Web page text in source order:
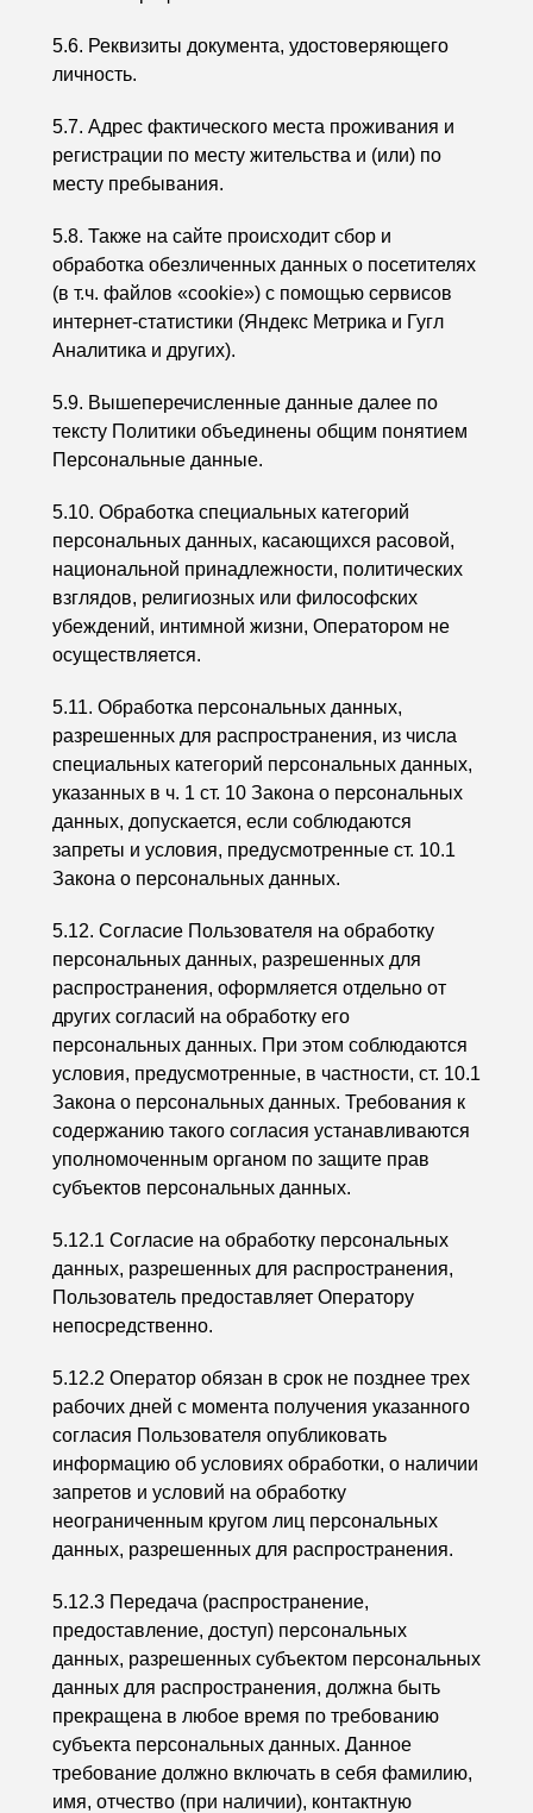
5.6. Реквизиты документа, удостоверяющего
личность.
5.7. Адрес фактического места проживания и
регистрации по месту жительства и (или) по
месту пребывания.
5.8. Также на сайте происходит сбор и
обработка обезличенных данных о посетителях
(в т.ч. файлов «cookie») с помощью сервисов
интернет-статистики (Яндекс Метрика и Гугл
Аналитика и других).
5.9. Вышеперечисленные данные далее по
тексту Политики объединены общим понятием
Персональные данные.
5.10. Обработка специальных категорий
персональных данных, касающихся расовой,
национальной принадлежности, политических
взглядов, религиозных или философских
убеждений, интимной жизни, Оператором не
осуществляется.
5.11. Обработка персональных данных,
разрешенных для распространения, из числа
специальных категорий персональных данных,
указанных в ч. 1 ст. 10 Закона о персональных
данных, допускается, если соблюдаются
запреты и условия, предусмотренные ст. 10.1
Закона о персональных данных.
5.12. Согласие Пользователя на обработку
персональных данных, разрешенных для
распространения, оформляется отдельно от
других согласий на обработку его
персональных данных. При этом соблюдаются
условия, предусмотренные, в частности, ст. 10.1
Закона о персональных данных. Требования к
содержанию такого согласия устанавливаются
уполномоченным органом по защите прав
субъектов персональных данных.
5.12.1 Согласие на обработку персональных
данных, разрешенных для распространения,
Пользователь предоставляет Оператору
непосредственно.
5.12.2 Оператор обязан в срок не позднее трех
рабочих дней с момента получения указанного
согласия Пользователя опубликовать
информацию об условиях обработки, о наличии
запретов и условий на обработку
неограниченным кругом лиц персональных
данных, разрешенных для распространения.
5.12.3 Передача (распространение,
предоставление, доступ) персональных
данных, разрешенных субъектом персональных
данных для распространения, должна быть
прекращена в любое время по требованию
субъекта персональных данных. Данное
требование должно включать в себя фамилию,
имя, отчество (при наличии), контактную